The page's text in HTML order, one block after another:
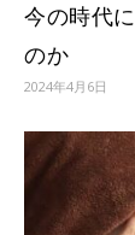
今の時代
のか
2024年4月6日